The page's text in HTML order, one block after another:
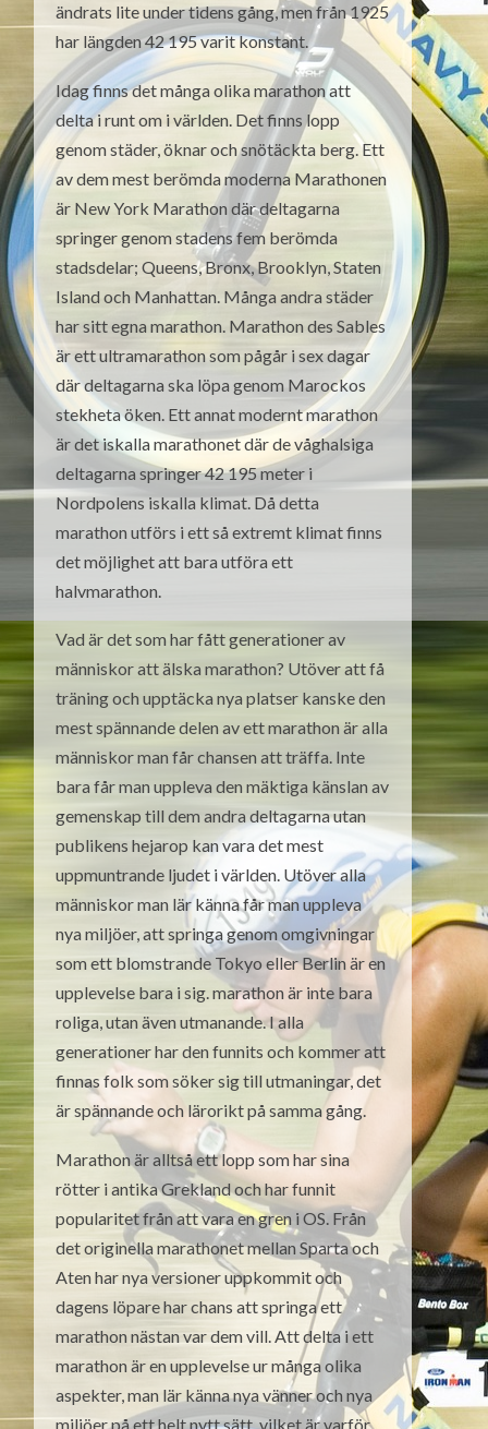
ändrats lite under tidens gång, men från 1925
har längden 42 195 varit konstant.
Idag finns det många olika marathon att
delta i runt om i världen. Det finns lopp
genom städer, öknar och snötäckta berg. Ett
av dem mest berömda moderna Marathonen
är New York Marathon där deltagarna
springer genom stadens fem berömda
stadsdelar; Queens, Bronx, Brooklyn, Staten
Island och Manhattan. Många andra städer
har sitt egna marathon. Marathon des Sables
är ett ultramarathon som pågår i sex dagar
där deltagarna ska löpa genom Marockos
stekheta öken. Ett annat modernt marathon
är det iskalla marathonet där de våghalsiga
deltagarna springer 42 195 meter i
Nordpolens iskalla klimat. Då detta
marathon utförs i ett så extremt klimat finns
det möjlighet att bara utföra ett
halvmarathon.
Vad är det som har fått generationer av
människor att älska marathon? Utöver att få
träning och upptäcka nya platser kanske den
mest spännande delen av ett marathon är alla
människor man får chansen att träffa. Inte
bara får man uppleva den mäktiga känslan av
gemenskap till dem andra deltagarna utan
publikens hejarop kan vara det mest
uppmuntrande ljudet i världen. Utöver alla
människor man lär känna får man uppleva
nya miljöer, att springa genom omgivningar
som ett blomstrande Tokyo eller Berlin är en
upplevelse bara i sig. marathon är inte bara
roliga, utan även utmanande. I alla
generationer har den funnits och kommer att
finnas folk som söker sig till utmaningar, det
är spännande och lärorikt på samma gång.
Marathon är alltså ett lopp som har sina
rötter i antika Grekland och har funnit
popularitet från att vara en gren i OS. Från
det originella marathonet mellan Sparta och
Aten har nya versioner uppkommit och
dagens löpare har chans att springa ett
marathon nästan var dem vill. Att delta i ett
marathon är en upplevelse ur många olika
aspekter, man lär känna nya vänner och nya
miljöer på ett helt nytt sätt, vilket är varför